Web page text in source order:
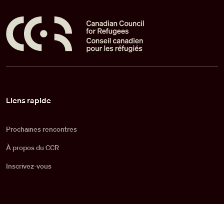
Liens rapide
Prochaines rencontres
À propos du CCR
Inscrivez-vous